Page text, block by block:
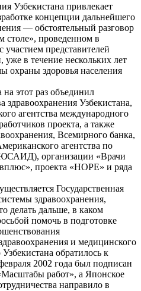
Узбекистана привлекает
концепции дальнейшего
— обстоятельный разговор
столе», проведенном в
представителей
в течение нескольких лет
охраны здоровья населения
этот раз объединил
здравоохранения Узбекистана,
агентства международного
проекта, а также
Всемирного банка,
агентства по
организации «Врачи
проекта «HOPE» и ряда
Государственная
здравоохранения,
делать дальше, в каком
помочь в подготовке
и медицинского
обратилось к
2002 года был подписан
работ», а Японское
направило в